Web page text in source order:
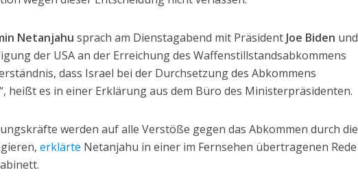
Netanjahu sprach am Dienstagabend mit PräsidentJoe Biden und
der USA an der Erreichung des Waffenstillstandsabkommens
dass Israel bei der Durchsetzung des Abkommens
heißt es in einer Erklärung aus dem Büro des Ministerpräsidenten.
werden auf alle Verstöße gegen das Abkommen durch die
erklärte Netanjahu in einer im Fernsehen übertragenen Rede